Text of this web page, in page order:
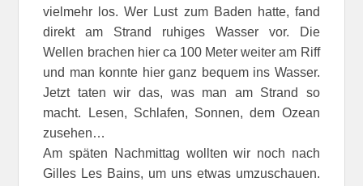
vielmehr los. Wer Lust zum Baden hatte, fand
direkt am Strand ruhiges Wasser vor. Die
Wellen brachen hier ca 100 Meter weiter am Riff
und man konnte hier ganz bequem ins Wasser.
Jetzt taten wir das, was man am Strand so
macht. Lesen, Schlafen, Sonnen, dem Ozean
zusehen…
Am späten Nachmittag wollten wir noch nach
Gilles Les Bains, um uns etwas umzuschauen.